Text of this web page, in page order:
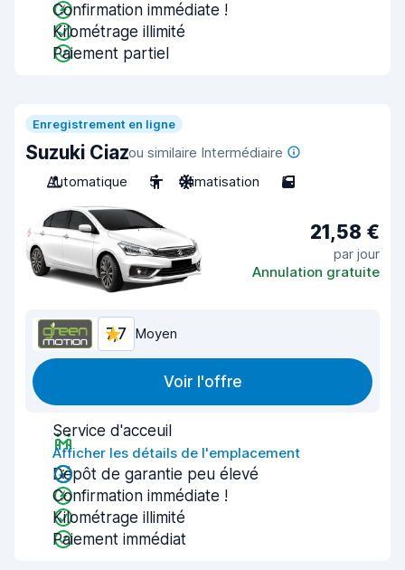
Confirmation immédiate !
Kilométrage illimité
Paiement partiel
Enregistrement en ligne
Suzuki Ciazou similaire Intermédiaire
Automatique
5 Climatisation 5
21,58 €
par jour
Annulation gratuite
7,7 Moyen
Voir l'offre
Service d'acceuil
Afficher les détails de l'emplacement
Dépôt de garantie peu élevé
Confirmation immédiate !
Kilométrage illimité
Paiement immédiat